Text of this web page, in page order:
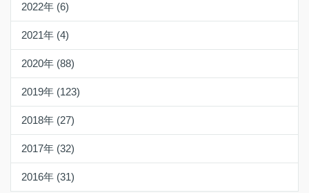
2022年 (6)
2021年 (4)
2020年 (88)
2019年 (123)
2018年 (27)
2017年 (32)
2016年 (31)